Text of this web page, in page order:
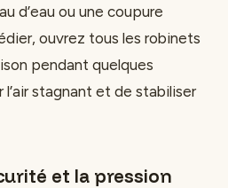
d’eau ou une coupure
ouvrez tous les robinets
pendant quelques
l’air stagnant et de stabiliser
et la pression